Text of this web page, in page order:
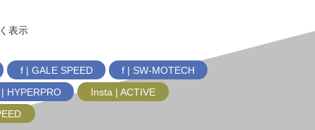
表示
f | GALE SPEED
f | SW-MOTECH
HYPERPRO
Insta | ACTIVE